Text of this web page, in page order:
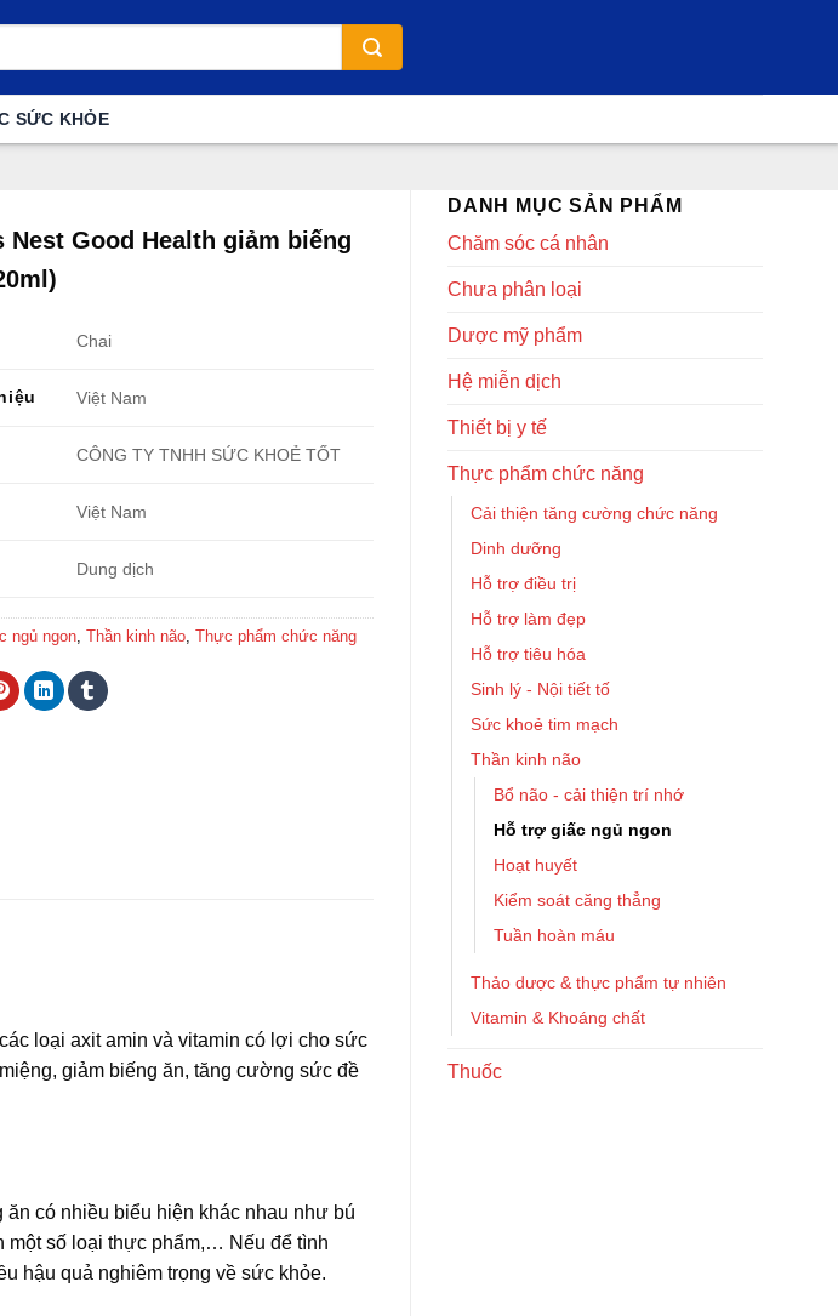
SỨC KHỎE
DANH MỤC SẢN PHẨM
Chăm sóc cá nhân
Chưa phân loại
Dược mỹ phẩm
Hệ miễn dịch
Thiết bị y tế
Thực phẩm chức năng
Cải thiện tăng cường chức năng
Dinh dưỡng
Hỗ trợ điều trị
Hỗ trợ làm đẹp
Hỗ trợ tiêu hóa
Sinh lý - Nội tiết tố
Sức khoẻ tim mạch
Thần kinh não
Bổ não - cải thiện trí nhớ
Hỗ trợ giấc ngủ ngon
Hoạt huyết
Kiểm soát căng thẳng
Tuần hoàn máu
Thảo dược & thực phẩm tự nhiên
Vitamin & Khoáng chất
Thuốc
Nest Good Health giảm biếng
Chai
Việt Nam
CÔNG TY TNHH SỨC KHOẺ TỐT
Việt Nam
Dung dịch
ngủ ngon, Thần kinh não, Thực phẩm chức năng
loại axit amin và vitamin có lợi cho sức
giảm biếng ăn, tăng cường sức đề
có nhiều biểu hiện khác nhau như bú
một số loại thực phẩm,… Nếu để tình
hậu quả nghiêm trọng về sức khỏe.